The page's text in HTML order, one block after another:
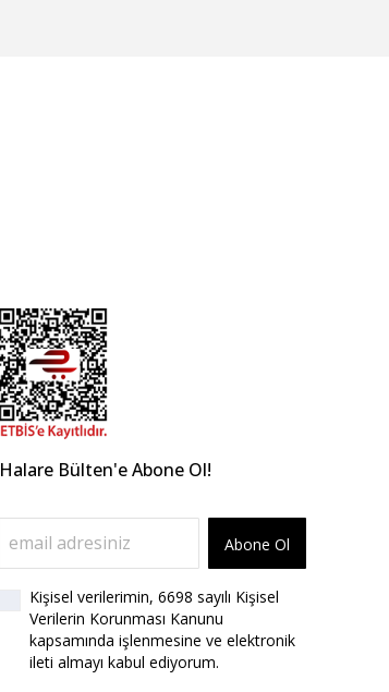
Halare Bülten'e Abone Ol!
Abone Ol
Kişisel verilerimin, 6698 sayılı Kişisel
Verilerin Korunması Kanunu
kapsamında işlenmesine ve elektronik
ileti almayı kabul ediyorum.